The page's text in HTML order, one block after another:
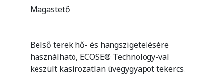
Magastető
Belső terek hő- és hangszigetelésére
használható, ECOSE® Technology-val
készült kasírozatlan üvegygyapot tekercs.